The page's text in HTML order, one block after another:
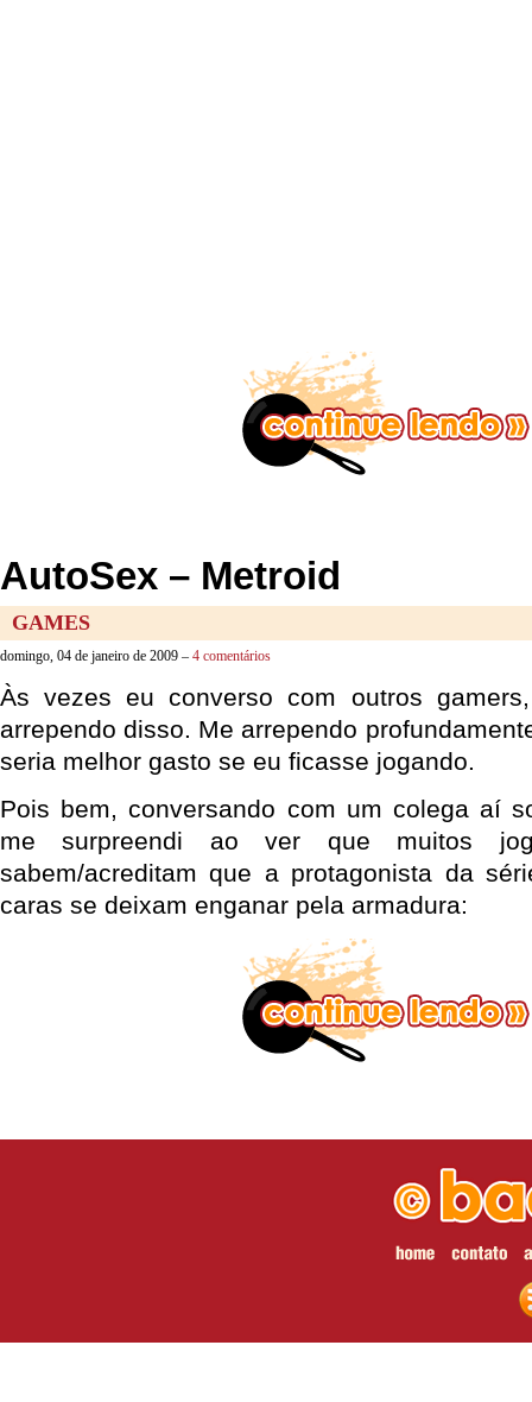
AutoSex – Metroid
GAMES
domingo, 04 de janeiro de 2009 – 4 comentários
Às vezes eu converso com outros
arrependo disso. Me arrependo
seria melhor gasto se eu ficasse jogando.
Pois bem, conversando com um colega aí
me surpreendi ao ver que muitos
sabem/acreditam que a protagonista da
caras se deixam enganar pela armadura: